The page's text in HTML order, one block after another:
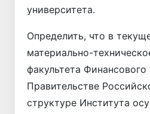
университета.
Определить, что в
материально-
факультета
Правительстве
структуре Института